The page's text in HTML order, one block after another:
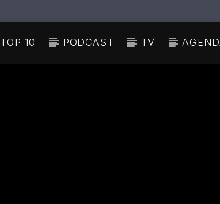
TOP 10 PODCAST TV